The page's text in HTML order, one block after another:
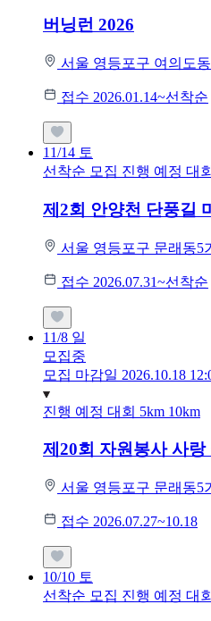
버닝런 2026
서울 영등포구 여의도
접수 2026.01.14~선착순
11/14 토
선착순 모집 진행 예정 대회
제2회 안양천 단풍길
서울 영등포구 문래동5
접수 2026.07.31~선착순
11/8 일
모집중
모집 마감일 2026.10.18
진행 예정 대회 5km 10km
제20회 자원봉사 사
서울 영등포구 문래동5
접수 2026.07.27~10.18
10/10 토
선착순 모집 진행 예정 대회